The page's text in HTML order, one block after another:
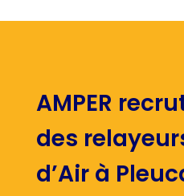
AMPER
des
d’Air à